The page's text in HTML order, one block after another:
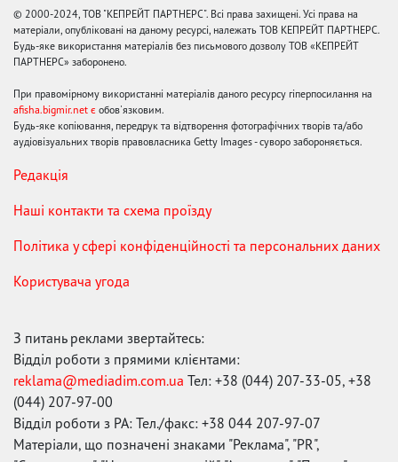
© 2000-2024, ТОВ "КЕПРЕЙТ ПАРТНЕРС". Всі права захищені. Усі права на
матеріали, опубліковані на даному ресурсі, належать ТОВ КЕПРЕЙТ ПАРТНЕРС.
Будь-яке використання матеріалів без письмового дозволу ТОВ «КЕПРЕЙТ
ПАРТНЕРС» заборонено.
При правомірному використанні матеріалів даного ресурсу гіперпосилання на
afisha.bigmir.net є обов'язковим.
Будь-яке копіювання, передрук та відтворення фотографічних творів та/або
аудіовізуальних творів правовласника Getty Images - суворо забороняється.
Редакція
Наші контакти та схема проїзду
Політика у сфері конфіденційності та персональних даних
Користувача угода
З питань реклами звертайтесь:
Відділ роботи з прямими клієнтами:
reklama@mediadim.com.ua Тел: +38 (044) 207-33-05, +38
(044) 207-97-00
Відділ роботи з РА: Тел./факс: +38 044 207-97-07
Матеріали, що позначені знаками "Реклама", "PR",